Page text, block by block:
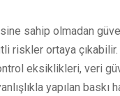
sahip olmadan
riskler ortaya
eksiklikleri, veri
yapılan baskı